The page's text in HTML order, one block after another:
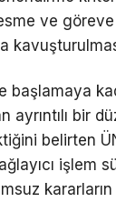
ve
başlamaya
ayrıntılı bir
belirten
işlem